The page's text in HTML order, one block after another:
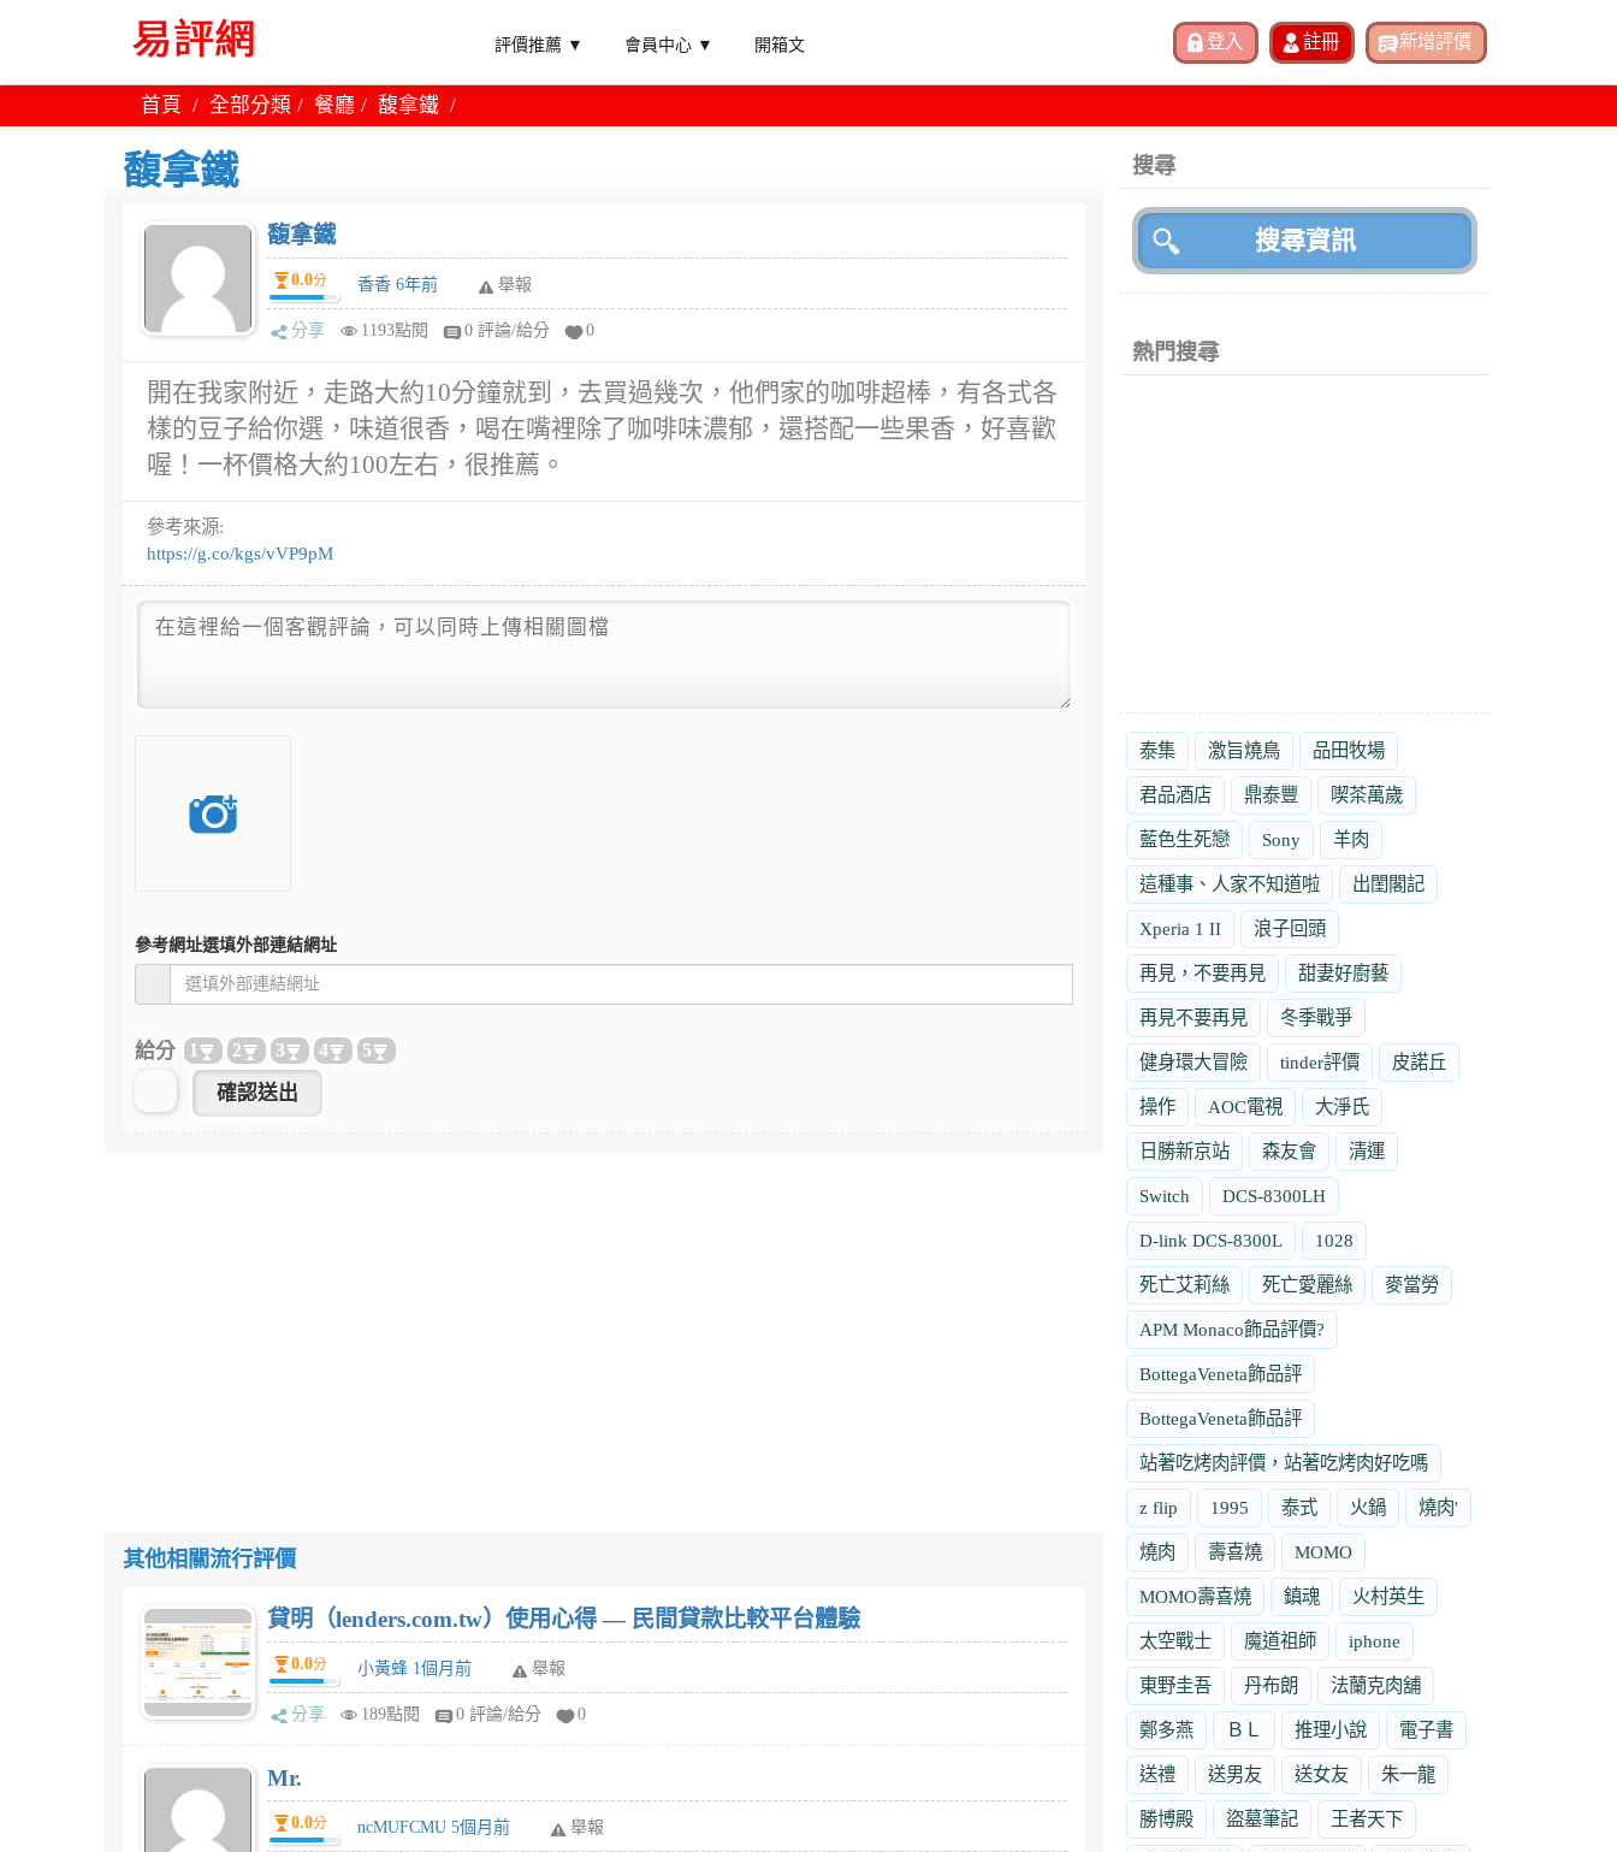
評價推薦 ▼ 會員中心 ▼ 開箱文
首頁 全部分類 餐廳 馥拿鐵
馥拿鐵
馥拿鐵
0.0分 香香 6年前 舉報
分享 1193點閱 0 評論/給分 0
開在我家附近，走路大約10分鐘就到，去買過幾次，他們家的咖啡超棒，有各式各
樣的豆子給你選，味道很香，喝在嘴裡除了咖啡味濃郁，還搭配一些果香，好喜歡
喔！一杯價格大約100左右，很推薦。
參考來源:
https://g.co/kgs/vVP9pM
參考網址選填外部連結網址
給分 1 2 3 4 5
其他相關流行評價
貸明（lenders.com.tw）使用心得 — 民間貸款比較平台體驗
0.0分 小黃蜂 1個月前 舉報
分享 189點閱 0 評論/給分 0
Mr.
0.0分 ncMUFCMU 5個月前 舉報
搜尋
熱門搜尋
泰集 激旨燒鳥 品田牧場
君品酒店 鼎泰豐 喫茶萬歲
藍色生死戀 Sony 羊肉
這種事、人家不知道啦 出閨閣記
Xperia 1 II 浪子回頭
再見，不要再見 甜妻好廚藝
再見不要再見 冬季戰爭
健身環大冒險 tinder評價 皮諾丘
操作 AOC電視 大淨氏
日勝新京站 森友會 清運
Switch DCS-8300LH
D-link DCS-8300L 1028
死亡艾莉絲 死亡愛麗絲 麥當勞
APM Monaco飾品評價?
BottegaVeneta飾品評
BottegaVeneta飾品評
站著吃烤肉評價，站著吃烤肉好吃嗎
z flip 1995 泰式 火鍋 燒肉'
燒肉 壽喜燒 MOMO
MOMO壽喜燒 鎮魂 火村英生
太空戰士 魔道祖師 iphone
東野圭吾 丹布朗 法蘭克肉舖
鄭多燕 ＢＬ 推理小說 電子書
送禮 送男友 送女友 朱一龍
勝博殿 盜墓筆記 王者天下